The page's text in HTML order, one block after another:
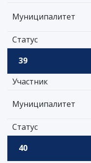
Муниципалитет
Статус
39
Участник
Муниципалитет
Статус
40